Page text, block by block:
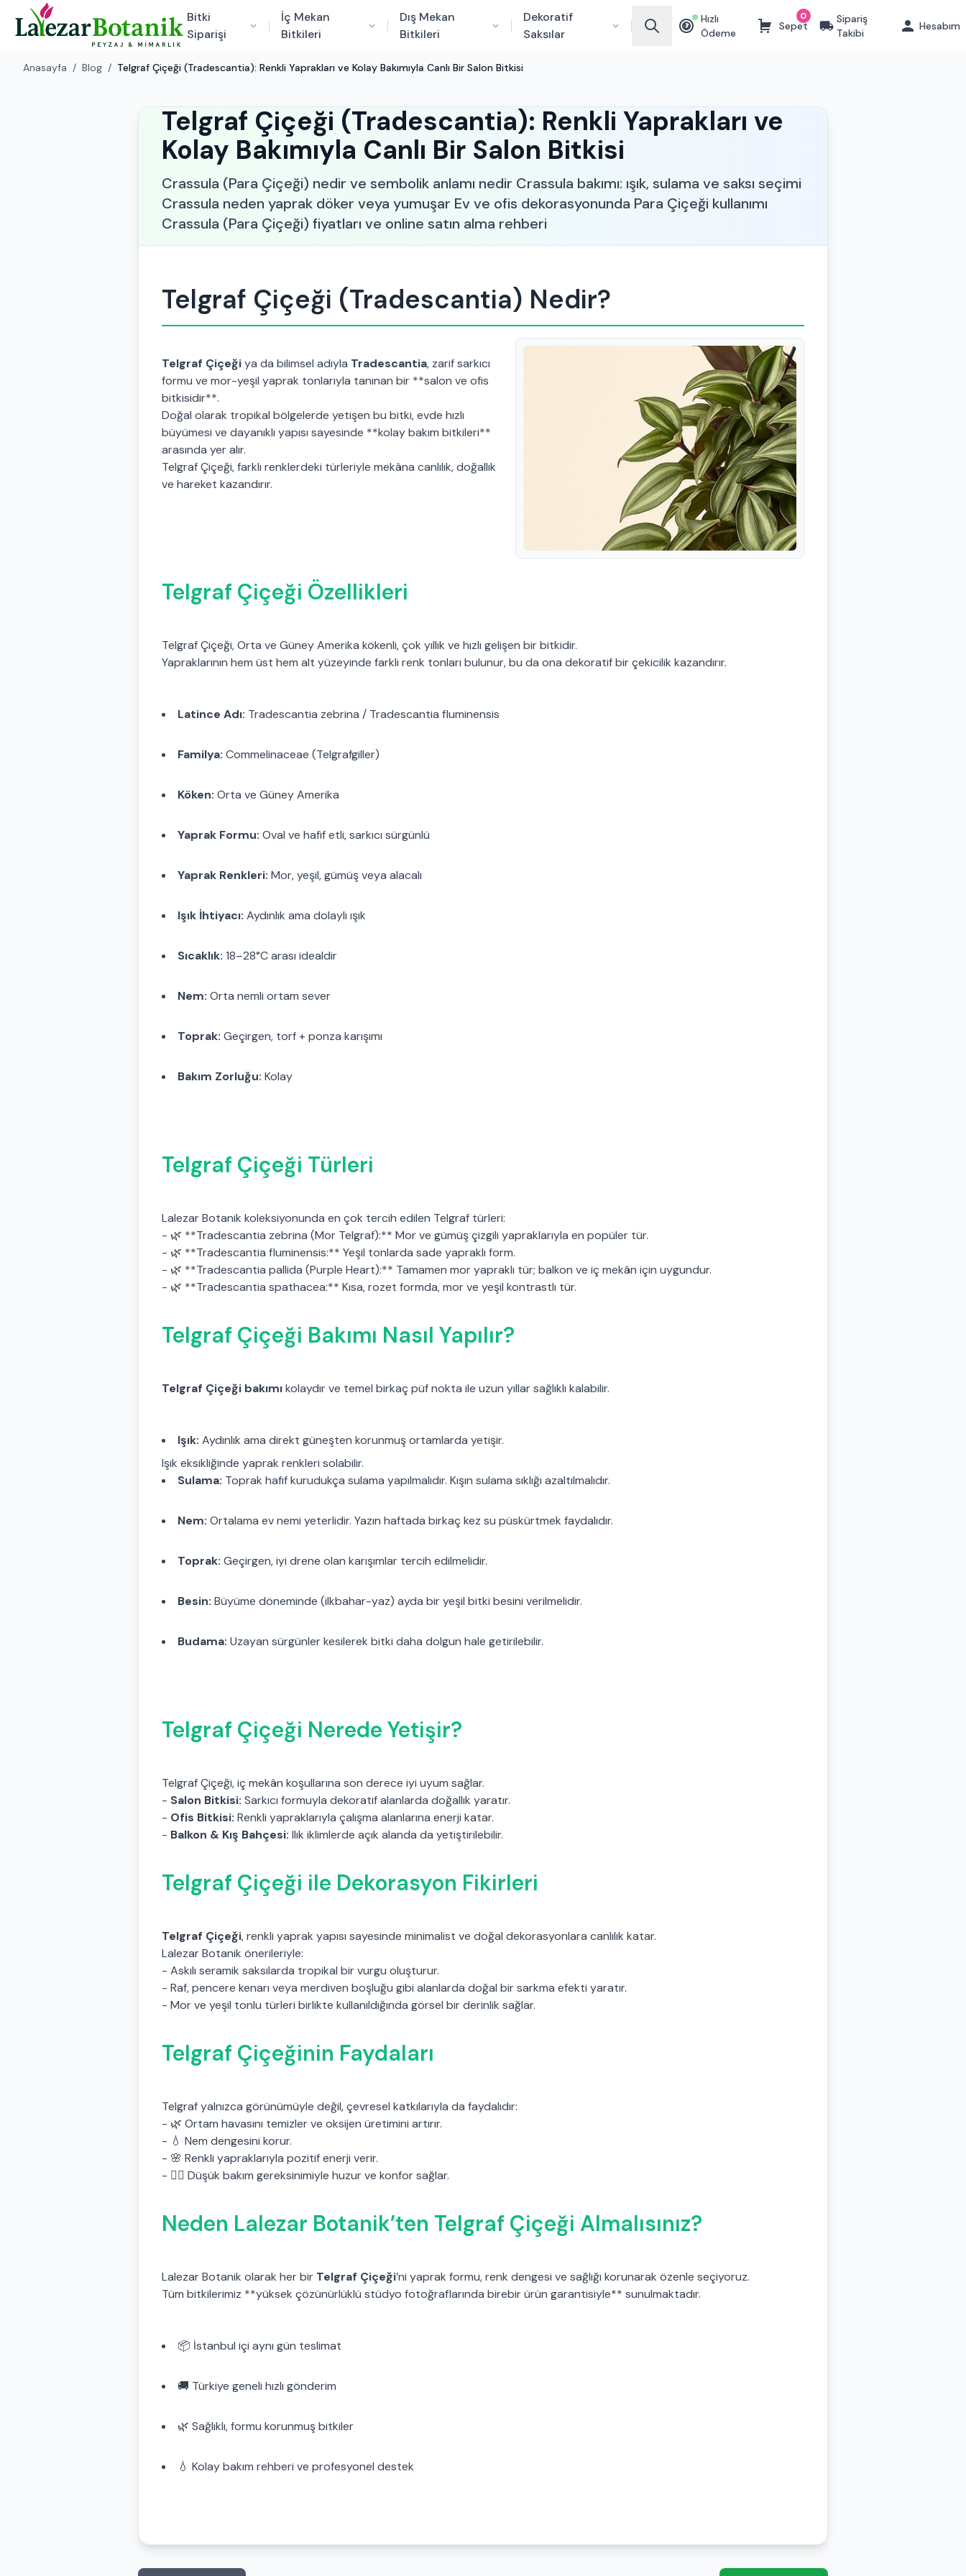
Bitki
Siparişi
İç Mekan
Bitkileri
Dış Mekan
Bitkileri
Dekoratif
Saksılar
₺
Hızlı
Ödeme
Sepet
0
Sipariş
Takibi
Hesabım
Anasayfa / Blog / Telgraf Çiçeği (Tradescantia): Renkli Yaprakları ve Kolay Bakımıyla Canlı Bir Salon Bitkisi
Telgraf Çiçeği (Tradescantia): Renkli Yaprakları ve
Kolay Bakımıyla Canlı Bir Salon Bitkisi
Crassula (Para Çiçeği) nedir ve sembolik anlamı nedir Crassula bakımı: ışık, sulama ve saksı seçimi
Crassula neden yaprak döker veya yumuşar Ev ve ofis dekorasyonunda Para Çiçeği kullanımı
Crassula (Para Çiçeği) fiyatları ve online satın alma rehberi
Telgraf Çiçeği (Tradescantia) Nedir?
Telgraf Çiçeğiya da bilimsel adıyla Tradescantia, zarif sarkıcı
formu ve mor-yeşil yaprak tonlarıyla tanınan bir **salon ve ofis
bitkisidir**.
Doğal olarak tropikal bölgelerde yetişen bu bitki, evde hızlı
büyümesi ve dayanıklı yapısı sayesinde **kolay bakım bitkileri**
arasında yer alır.
Telgraf Çiçeği, farklı renklerdeki türleriyle mekâna canlılık, doğallık
ve hareket kazandırır.
Telgraf Çiçeği Özellikleri
Telgraf Çiçeği, Orta ve Güney Amerika kökenli, çok yıllık ve hızlı gelişen bir bitkidir.
Yapraklarının hem üst hem alt yüzeyinde farklı renk tonları bulunur, bu da ona dekoratif bir çekicilik kazandırır.
Latince Adı: Tradescantia zebrina / Tradescantia fluminensis
Familya: Commelinaceae (Telgrafgiller)
Köken: Orta ve Güney Amerika
Yaprak Formu: Oval ve hafif etli, sarkıcı sürgünlü
Yaprak Renkleri: Mor, yeşil, gümüş veya alacalı
Işık İhtiyacı: Aydınlık ama dolaylı ışık
Sıcaklık: 18–28°C arası idealdir
Nem: Orta nemli ortam sever
Toprak: Geçirgen, torf + ponza karışımı
Bakım Zorluğu: Kolay
Telgraf Çiçeği Türleri
Lalezar Botanik koleksiyonunda en çok tercih edilen Telgraf türleri:
- 🌿 **Tradescantia zebrina (Mor Telgraf):** Mor ve gümüş çizgili yapraklarıyla en popüler tür.
- 🌿 **Tradescantia fluminensis:** Yeşil tonlarda sade yapraklı form.
- 🌿 **Tradescantia pallida (Purple Heart):** Tamamen mor yapraklı tür; balkon ve iç mekân için uygundur.
- 🌿 **Tradescantia spathacea:** Kısa, rozet formda, mor ve yeşil kontrastlı tür.
Telgraf Çiçeği Bakımı Nasıl Yapılır?
Telgraf Çiçeği bakımıkolaydır ve temel birkaç püf nokta ile uzun yıllar sağlıklı kalabilir.
Işık: Aydınlık ama direkt güneşten korunmuş ortamlarda yetişir.
Işık eksikliğinde yaprak renkleri solabilir.
Sulama: Toprak hafif kurudukça sulama yapılmalıdır. Kışın sulama sıklığı azaltılmalıdır.
Nem: Ortalama ev nemi yeterlidir. Yazın haftada birkaç kez su püskürtmek faydalıdır.
Toprak: Geçirgen, iyi drene olan karışımlar tercih edilmelidir.
Besin: Büyüme döneminde (ilkbahar-yaz) ayda bir yeşil bitki besini verilmelidir.
Budama: Uzayan sürgünler kesilerek bitki daha dolgun hale getirilebilir.
Telgraf Çiçeği Nerede Yetişir?
Telgraf Çiçeği, iç mekân koşullarına son derece iyi uyum sağlar.
- Salon Bitkisi: Sarkıcı formuyla dekoratif alanlarda doğallık yaratır.
- Ofis Bitkisi: Renkli yapraklarıyla çalışma alanlarına enerji katar.
- Balkon & Kış Bahçesi: Ilık iklimlerde açık alanda da yetiştirilebilir.
Telgraf Çiçeği ile Dekorasyon Fikirleri
Telgraf Çiçeği, renkli yaprak yapısı sayesinde minimalist ve doğal dekorasyonlara canlılık katar.
Lalezar Botanik önerileriyle:
- Askılı seramik saksılarda tropikal bir vurgu oluşturur.
- Raf, pencere kenarı veya merdiven boşluğu gibi alanlarda doğal bir sarkma efekti yaratır.
- Mor ve yeşil tonlu türleri birlikte kullanıldığında görsel bir derinlik sağlar.
Telgraf Çiçeğinin Faydaları
Telgraf yalnızca görünümüyle değil, çevresel katkılarıyla da faydalıdır:
- 🌿 Ortam havasını temizler ve oksijen üretimini artırır.
- 💧 Nem dengesini korur.
- 🌸 Renkli yapraklarıyla pozitif enerji verir.
- 🧘‍♀️ Düşük bakım gereksinimiyle huzur ve konfor sağlar.
Neden Lalezar Botanik’ten Telgraf Çiçeği Almalısınız?
Lalezar Botanik olarak her bir Telgraf Çiçeği’ni yaprak formu, renk dengesi ve sağlığı korunarak özenle seçiyoruz.
Tüm bitkilerimiz **yüksek çözünürlüklü stüdyo fotoğraflarında birebir ürün garantisiyle** sunulmaktadır.
📦 İstanbul içi aynı gün teslimat
🚚 Türkiye geneli hızlı gönderim
🌿 Sağlıklı, formu korunmuş bitkiler
💧 Kolay bakım rehberi ve profesyonel destek